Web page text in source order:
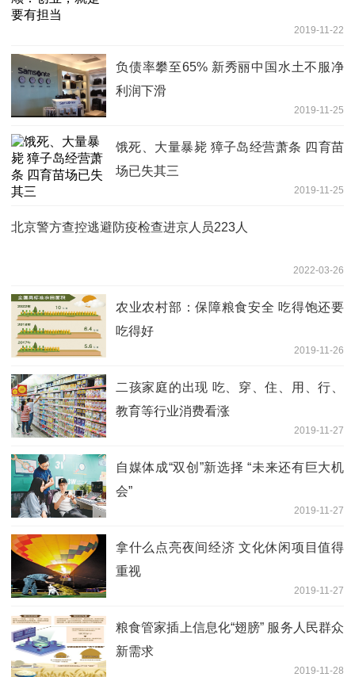
2019-11-22
负债率攀至65% 新秀丽中国水土不服净
利润下滑
2019-11-25
饿死、大量暴毙 獐子岛经营萧条 四育苗
场已失其三
2019-11-25
北京警方查控逃避防疫检查进京人员223人
2022-03-26
农业农村部：保障粮食安全 吃得饱还要
吃得好
2019-11-26
二孩家庭的出现 吃、穿、住、用、行、
教育等行业消费看涨
2019-11-27
自媒体成“双创”新选择 “未来还有巨大机
会”
2019-11-27
拿什么点亮夜间经济 文化休闲项目值得
重视
2019-11-27
粮食管家插上信息化“翅膀” 服务人民群众
新需求
2019-11-28